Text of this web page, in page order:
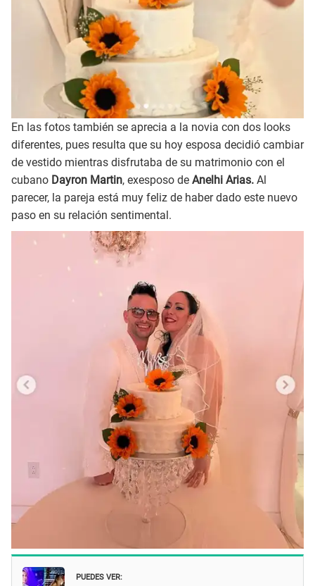
En las fotos también se aprecia a la novia con dos looks
diferentes, pues resulta que su hoy esposa decidió cambiar
de vestido mientras disfrutaba de su matrimonio con el
cubano Dayron Martin, exesposo de Anelhi Arias. Al
parecer, la pareja está muy feliz de haber dado este nuevo
paso en su relación sentimental.
PUEDES VER: